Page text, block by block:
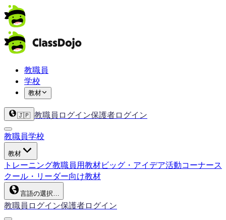
教職員
学校
教材
🇯🇵 教職員ログイン保護者ログイン
教職員学校
教材
トレーニング教職員用教材ビッグ・アイデア活動コーナース
クール・リーダー向け教材
言語の選択…
教職員ログイン保護者ログイン